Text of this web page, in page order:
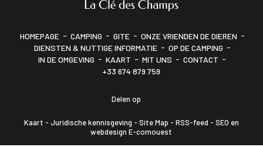
HOMEPAGE - CAMPING - GITE - ONZE VRIENDEN DE DIEREN -
DIENSTEN & NUTTIGE INFORMATIE - OP DE CAMPING -
IN DE OMGEVING - KAART - MIT UNS - CONTACT -
+33 674 879 759
Delen op
Kaart - Juridische kennisgeving - Site Map - RSS-feed - SEO en
webdesign E-comouest